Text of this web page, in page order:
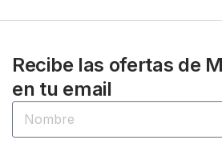
Recibe las ofertas de
en tu email